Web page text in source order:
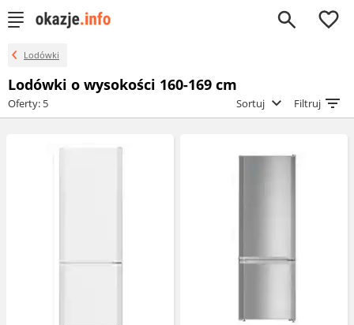
0
Lodówki
Lodówki o wysokości 160-169 cm
Oferty: 5 Sortuj Filtruj